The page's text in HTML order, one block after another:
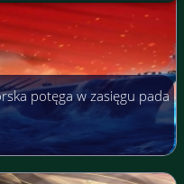
potęga w zasięgu pada